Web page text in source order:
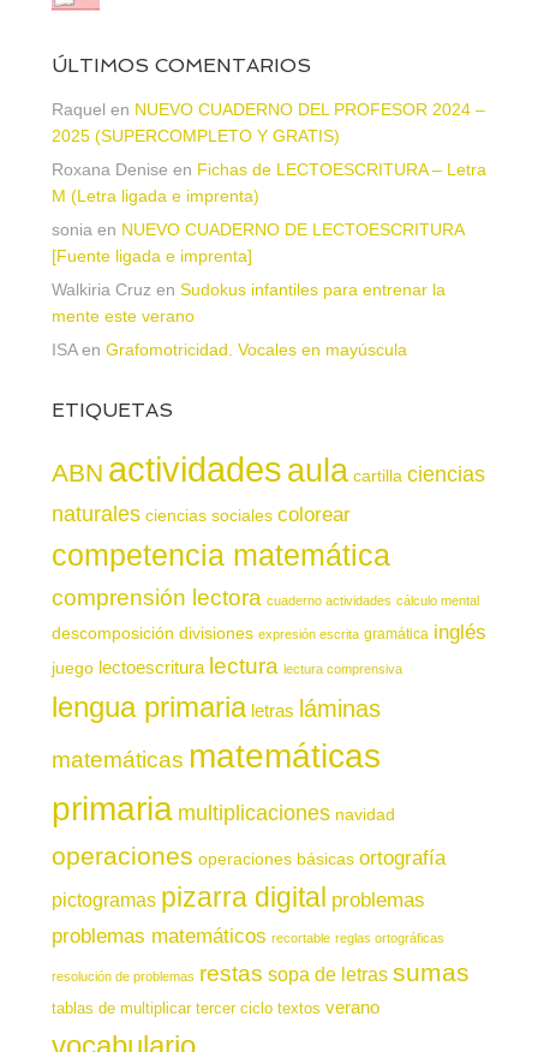
ÚLTIMOS COMENTARIOS
Raquel en NUEVO CUADERNO DEL PROFESOR 2024 –
2025 (SUPERCOMPLETO Y GRATIS)
Roxana Denise en Fichas de LECTOESCRITURA – Letra
M (Letra ligada e imprenta)
soniaen NUEVO CUADERNO DE LECTOESCRITURA
[Fuente ligada e imprenta]
Walkiria Cruzen Sudokus infantiles para entrenar la
mente este verano
ISAen Grafomotricidad. Vocales en mayúscula
ETIQUETAS
ABN actividadesaula cartilla ciencias
naturales ciencias sociales colorear
competencia matemática
comprensión lectora cuaderno actividades cálculo mental
descomposición divisiones expresión escrita gramática inglés
juego lectoescritura lectura lectura comprensiva
lengua primaria letras láminas
matemáticas matemáticas
primaria multiplicaciones navidad
operaciones operaciones básicas ortografía
pictogramas pizarra digital problemas
problemas matemáticos recortable reglas ortográficas
resolución de problemas restas sopa de letras sumas
tablas de multiplicar tercer ciclo textos verano